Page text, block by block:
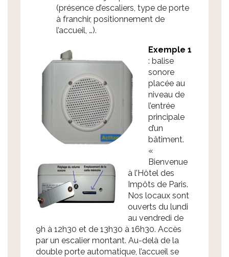
(présence d’escaliers, type de porte
à franchir, positionnement de
l’accueil, …).
Exemple 1
: balise
sonore
placée au
niveau de
l’entrée
principale
d’un
bâtiment.
«
Bienvenue
à l’Hôtel des
Impôts de Paris.
Nos locaux sont
ouverts du lundi
au vendredi de
9h à 12h30 et de 13h30 à 16h30. Accès
par un escalier montant. Au-delà de la
double porte automatique, l’accueil se